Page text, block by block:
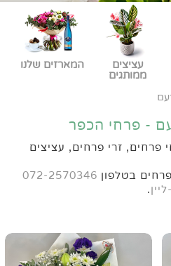
עציצים
ממותגים
המארזים שלנו
- פרחי הכפר
זרי פרחים, עציצים
בטלפון 072-2570346
.